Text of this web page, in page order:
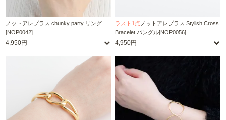
ノットアレプラス chunky party リング
[NOP0042]
4,950円
ラスト1点 ノットアレプラス Stylish Cross
Bracelet バングル[NOP0056]
4,950円